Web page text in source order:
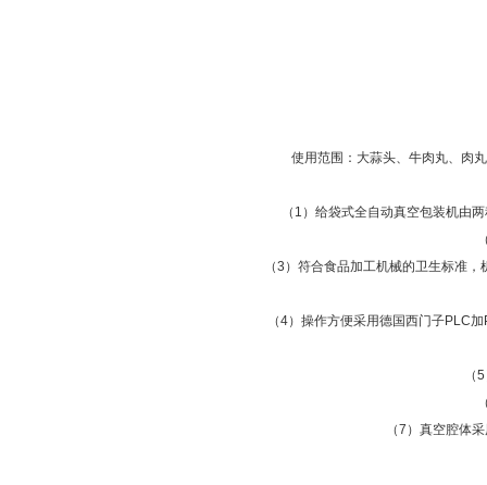
使用范围：大蒜头、牛肉丸、肉
（1）给袋式全自动真空包装机由
（3）符合食品加工机械的卫生标准
（4）操作方便采用德国西门子PLC
（
（7）真空腔体